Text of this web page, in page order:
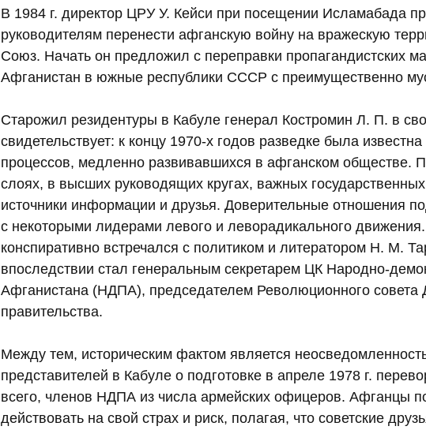
В 1984 г. директор ЦРУ У. Кейси при посещении Исламабада
руководителям перенести афганскую войну на вражескую
Союз. Начать он предложил с переправки пропагандистских
Афганистан в южные республики СССР с преимущественно
Старожил резидентуры в Кабуле генерал Костромин Л. П. в
свидетельствует: к концу 1970-х годов разведке была
процессов, медленно развивавшихся в афганском обществе.
слоях, в высших руководящих кругах, важных
источники информации и друзья. Доверительные отношения
с некоторыми лидерами левого и леворадикального
конспиративно встречался с политиком и литератором Н. М.
впоследствии стал генеральным секретарем ЦК Народно-
Афганистана (НДПА), председателем Революционного совета
правительства.
Между тем, историческим фактом является
представителей в Кабуле о подготовке в апреле 1978 г.
всего, членов НДПА из числа армейских офицеров. Афганцы
действовать на свой страх и риск, полагая, что советские